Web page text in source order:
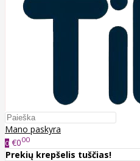
Mano paskyra
0 €000
Prekių krepšelis tuščias!